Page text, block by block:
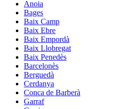
Anoia
Bages
Baix Camp
Baix Ebre
Baix Empordà
Baix Llobregat
Baix Penedès
Barcelonès
Berguedà
Cerdanya
Conca de Barberà
Garraf